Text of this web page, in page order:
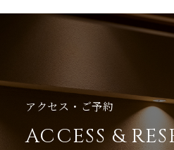
アクセス・ご予約
ACCESS &